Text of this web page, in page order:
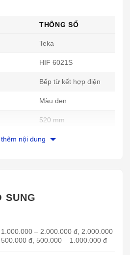
THÔNG SỐ
Teka
HIF 6021S
Bếp từ kết hợp điện
Màu đen
520 mm
590 mm
3
tốt, tính năng vượt trội và
nhiều khách hàng tin dùng.
nội dung
SUNG
– 2.000.000 đ, 2.000.000
đ, 500.000 – 1.000.000 đ